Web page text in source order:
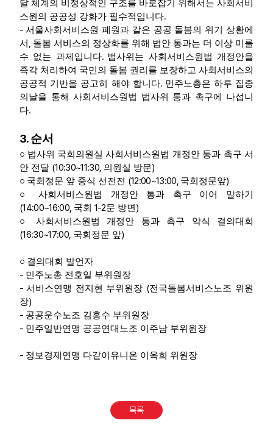
달 체계의 비정상적인 구조를 바로잡기 위해서는 사회서비
스원의 공공성 강화가 필수적입니다.
-서울사회서비스원 폐원과 같은 공공 돌봄의 위기 상황에
서 , 돌봄 서비스의 정상화를 위해 법안 통과는 더 이상 미룰
수 없는 과제입니다. 법사위는 사회서비스원법 개정안을
즉각 처리하여 국민의 돌봄 권리를 보장하고 사회서비스의
공공적 기반을 공고히 해야 합니다. 민주노총은 하루 집중
의날을 통해 사회서비스원법 법사위 통과 촉구에 나섭니
다.
3.순서
○ 법사위 국회의원실 사회서비스원법 개정안 통과 촉구 서
안 전달 (10:30~11:30, 의원실 방문)
○ 국회정문 앞 중식 선전전 (12:00~13:00, 국회정문앞)
○ 사회서비스원법 개정안 통과 촉구 이어 말하기
(14:00~16:00, 국회 1-2문 방면)
○ 사회서비스원법 개정안 통과 촉구 약식 결의대회
(16:30~17:00, 국회정문 앞)
○ 결의대회 발언자
- 민주노총 전호일 부위원장
-서비스연맹 전지현 부위원장 (전국돌봄서비스노조 위원
장)
- 공공운수노조 김흥수 부위원장
- 민주일반연맹 공공연대노조 이주남 부위원장
- 정보경제연맹 다같이유니온 이옥희 위원장
목록